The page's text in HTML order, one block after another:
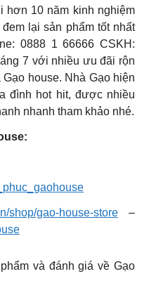
hơn 10 năm kinh nghiệm
lại sản phẩm tốt nhất
0888 1 66666 CSKH:
7 với nhiều ưu đãi rộn
house. Nhà Gạo hiện
đình hot hit, được nhiều
nhanh tham khảo nhé.
shop/gao-house-store–
và đánh giá về Gạo